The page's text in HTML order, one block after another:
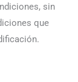
sin
que